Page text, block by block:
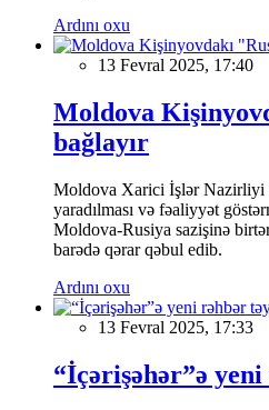
Ardını oxu
13 Fevral 2025, 17:40
Moldova
bağlayır
Moldova Xarici İşlər Nazirliyi
yaradılması və fəaliyyət
Moldova-Rusiya sazişinə
barədə qərar qəbul edib.
Ardını oxu
13 Fevral 2025, 17:33
“İçərişəhər”ə